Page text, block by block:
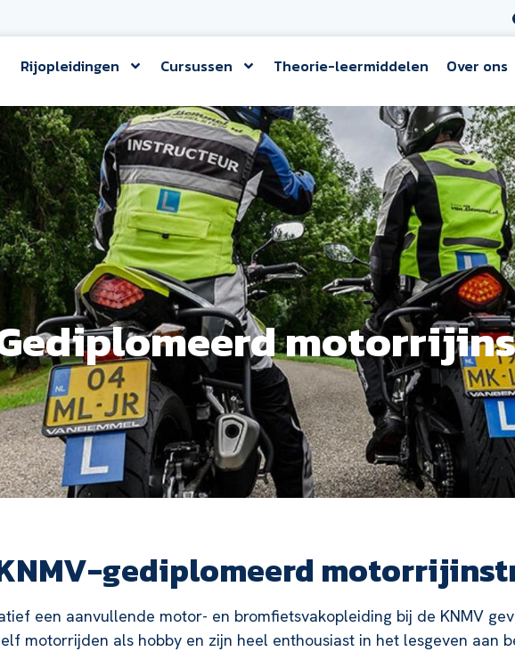
Rijopleidingen Cursussen Theorie-leermiddelen Over ons
gediplomeerd
een aanvullende motor- en bromfietsvakopleiding bij de KNMV
motorrijden als hobby en zijn heel enthousiast in het lesgeven aan